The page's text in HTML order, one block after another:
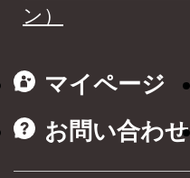
ン）
マイページ
お問い合わせ